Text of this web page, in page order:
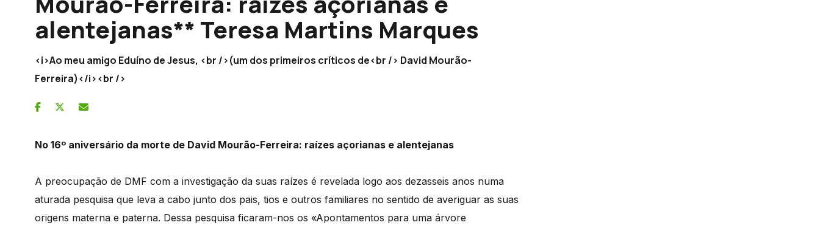
alentejanas** Teresa Martins Marques
<i>Ao meu amigo Eduíno de Jesus, <br />(um dos primeiros críticos de<br /> David Mourão-
Ferreira)</i><br />
No 16º aniversário da morte de David Mourão-Ferreira: raízes açorianas e alentejanas
A preocupação de DMF com a investigação da suas raízes é revelada logo aos dezasseis anos numa
aturada pesquisa que leva a cabo junto dos pais, tios e outros familiares no sentido de averiguar as suas
origens materna e paterna. Dessa pesquisa ficaram-nos os «Apontamentos para uma árvore